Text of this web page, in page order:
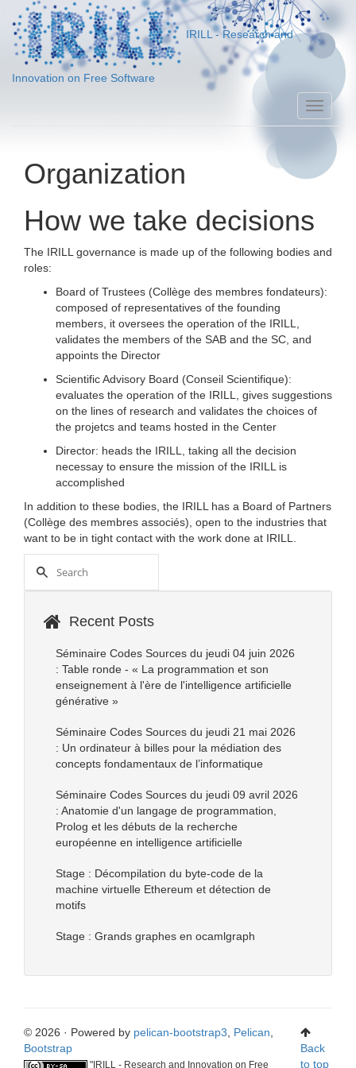
IRILL - Research and
Innovation on Free Software
Toggle
Organization
How we take decisions
The IRILL governance is made up of the following bodies and
roles:
Board of Trustees (Collège des membres fondateurs):
composed of representatives of the founding
members, it oversees the operation of the IRILL,
validates the members of the SAB and the SC, and
appoints the Director
Scientific Advisory Board (Conseil Scientifique):
evaluates the operation of the IRILL, gives suggestions
on the lines of research and validates the choices of
the projetcs and teams hosted in the Center
Director: heads the IRILL, taking all the decision
necessay to ensure the mission of the IRILL is
accomplished
In addition to these bodies, the IRILL has a Board of Partners
(Collège des membres associés), open to the industries that
want to be in tight contact with the work done at IRILL.
Recent Posts
Séminaire Codes Sources du jeudi 04 juin 2026
: Table ronde - « La programmation et son
enseignement à l'ère de l'intelligence artificielle
générative »
Séminaire Codes Sources du jeudi 21 mai 2026
: Un ordinateur à billes pour la médiation des
concepts fondamentaux de l’informatique
Séminaire Codes Sources du jeudi 09 avril 2026
: Anatomie d'un langage de programmation,
Prolog et les débuts de la recherche
européenne en intelligence artificielle
Stage : Décompilation du byte-code de la
machine virtuelle Ethereum et détection de
motifs
Stage : Grands graphes en ocamlgraph
© 2026 · Powered by pelican-bootstrap3, Pelican,
Bootstrap
" IRILL - Research and Innovation on Free
Back
to top